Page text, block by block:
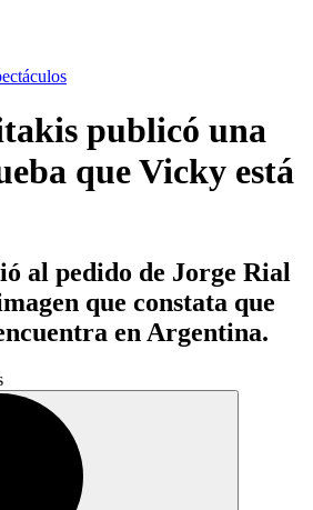
publicó una
que Vicky está
al pedido de Jorge Rial
que constata que
en Argentina.